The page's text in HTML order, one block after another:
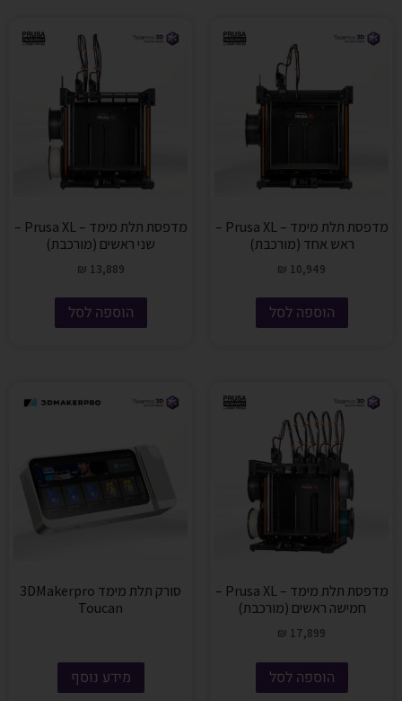
מדפסת תלת מימד – Prusa XL –
ראש אחד (מורכבת)
₪ 10,949
הוספה לסל
מדפסת תלת מימד – Prusa XL –
שני ראשים (מורכבת)
₪ 13,889
הוספה לסל
מדפסת תלת מימד – Prusa XL –
חמישה ראשים (מורכבת)
₪ 17,899
הוספה לסל
סורק תלת מימד 3DMakerpro
Toucan
מידע נוסף